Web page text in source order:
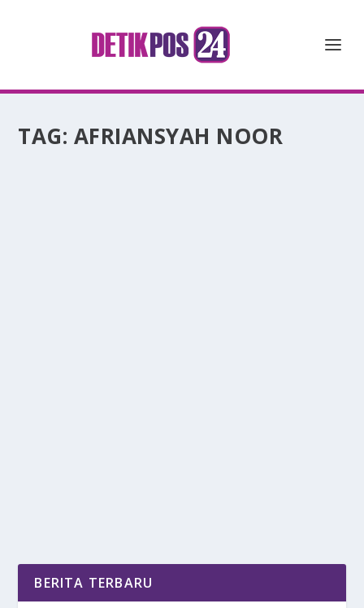
TAG: AFRIANSYAH NOOR
BERITA TERBARU